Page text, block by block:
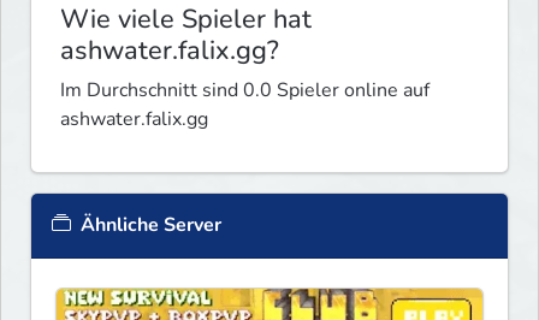
Wie viele Spieler hat
ashwater.falix.gg?
Im Durchschnitt sind 0.0 Spieler online auf
ashwater.falix.gg
Ähnliche Server